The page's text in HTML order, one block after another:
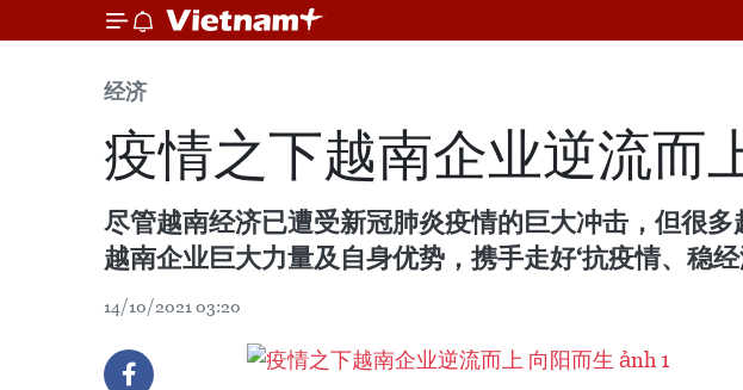
经济
疫情之下越南企业逆流而
尽管越南经济已遭受新冠肺炎疫情的巨大冲击，但很
越南企业巨大力量及自身优势，携手走好‘抗疫情、稳经
14/10/2021 03:20